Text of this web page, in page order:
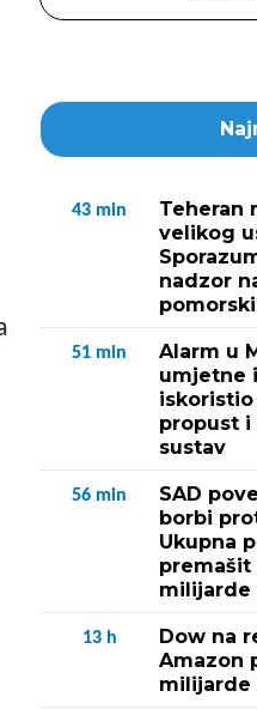
43 min
Teheran
velikog
nadzor
51 min
Alarm u
umjetne
propust i
sustav
56 min
SAD
borbi
Ukupna
premašit
milijarde
13 h
Dow na
Amazon
milijarde